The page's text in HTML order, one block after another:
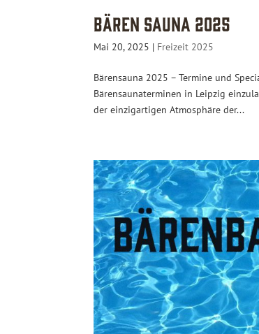
Bären Sauna 2025
Mai 20, 2025 | Freizeit 2025
Bärensauna 2025 – Termine und
Bärensaunaterminen in Leipzig
der einzigartigen Atmosphäre der...